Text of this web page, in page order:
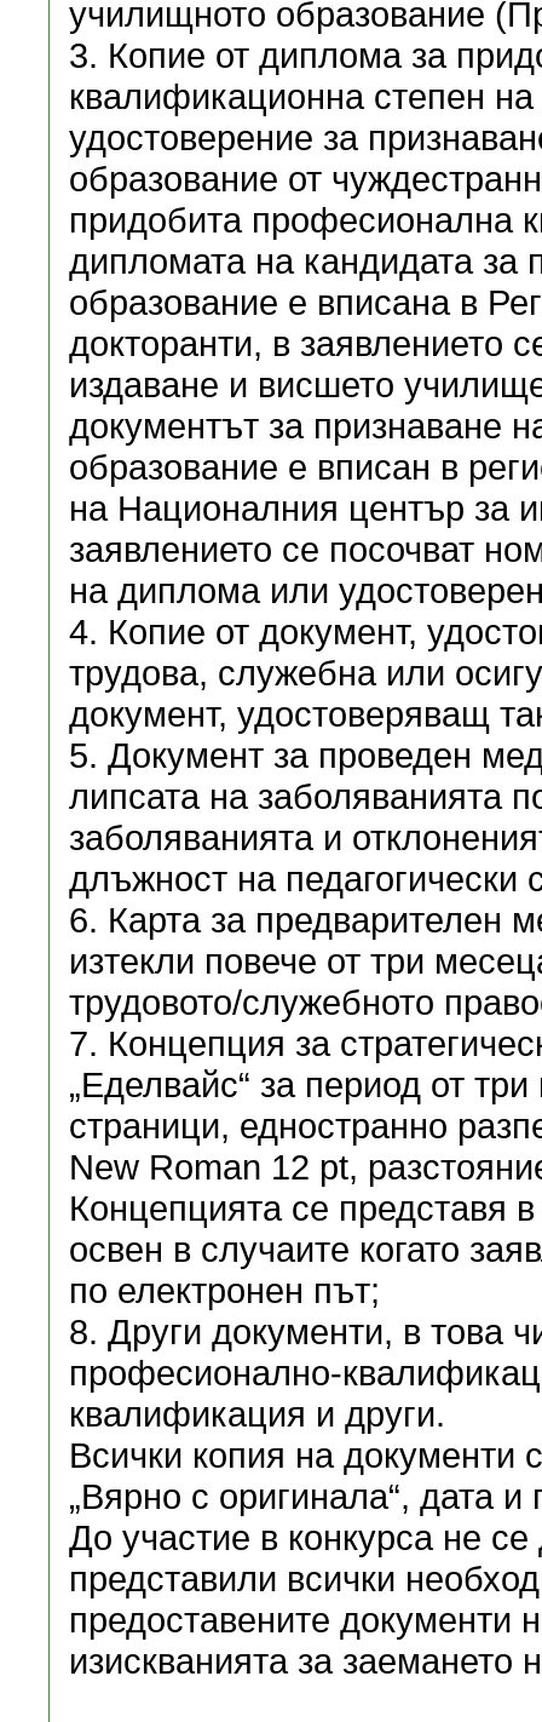
училищното образование
3. Копие от диплома за
квалификационна степен
удостоверение за
образование от
придобита професионална
дипломата на кандидата за
образование е вписана в
докторанти, в заявлението
издаване и висшето
документът за признаване
образование е вписан в
на Националния център за
заявлението се посочват
на диплома или
4. Копие от документ,
трудова, служебна или
документ, удостоверяващ
5. Документ за проведен
липсата на заболяванията
заболяванията и
длъжност на педагогически
6. Карта за предварителен
изтекли повече от три
трудовото/служебното
7. Концепция за
„Еделвайс“ за период от
страници, едностранно
New Roman 12 pt,
Концепцията се представя
освен в случаите когато
по електронен път;
8. Други документи, в това
професионално-
квалификация и други.
Всички копия на документи
„Вярно с оригинала“, дата
До участие в конкурса не
представили всички
предоставените документи
изискванията за заемането